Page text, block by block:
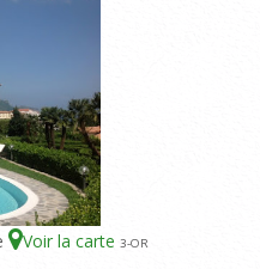
Voir la carte 3-OR